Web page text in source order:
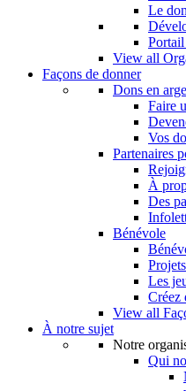
Le
Portail
View all
Façons de donner
Dons en
Faire
Vos
Partenaires
À
Des
Bénévole
Les
Créez
View all
À notre sujet
Notre
Qui